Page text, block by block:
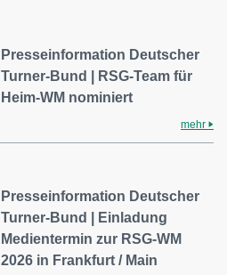
Presseinformation Deutscher
Turner-Bund | RSG-Team für
Heim-WM nominiert
mehr
Presseinformation Deutscher
Turner-Bund | Einladung
Medientermin zur RSG-WM
2026 in Frankfurt / Main